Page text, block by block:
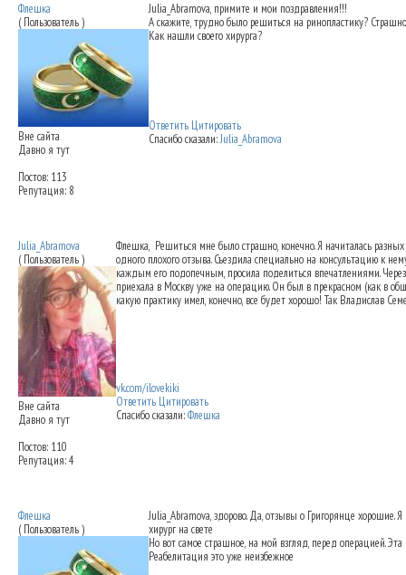
Флешка
( Пользователь )
Вне сайта
Давно я тут
Постов: 113
Репутация: 8
Julia_Abramova, примите и мои поздравления!!!
А скажите, трудно было решиться на ринопластику?
Как нашли своего хирурга?
Ответить Цитировать
Спасибо сказали:Julia_Abramova
Julia_Abramova
( Пользователь )
Вне сайта
Давно я тут
Постов: 110
Репутация: 4
Флешка, Решиться мне было страшно, конечно. Я начиталась
одного плохого отзыва. Съездила специально на консультацию к
каждым его подопечным, просила поделиться впечатлениями.
приехала в Москву уже на операцию. Он был в прекрасном (как в
какую практику имел, конечно, все будет хорошо! Так Владислав
vk.com/ilovekiki
Ответить Цитировать
Спасибо сказали:Флешка
Флешка
( Пользователь )
Julia_Abramova, здорово. Да, отзывы о Григорянце хорошие.
хирург на свете
Но вот самое страшное, на мой взгляд, перед операцией.
Реабелитация это уже неизбежное